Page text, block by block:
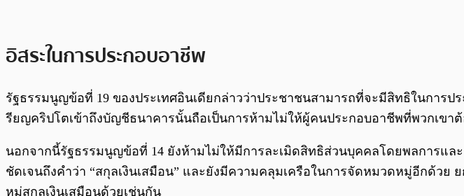
อิสระในการประกอบอาชีพ
รัฐธรรมนูญข้อที่ 19 ของประเทศอินเดียกล่าวว่าประชาชนสามารถที่จะมีสิทธิในการ
รียญคริปโตเข้าถึงบัญชีธนาคารนั้นถือเป็นการห้ามไม่ให้ผู้คนประกอบอาชีพที่พวกเขาต้
นอกจากนี้รัฐธรรมนูญข้อที่ 14 ยังห้ามไม่ให้มีการละเมิดสิทธิส่วนบุคคลโดยพลการแล
ชัดเจนถึงคำว่า “สกุลเงินเสมือน” และยังมีความคลุมเครือในการจัดหมวดหมู่อีกด้วย
หมู่สกุลเงินเสมือนด้วยเช่นกัน